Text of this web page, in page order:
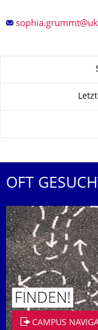
OFT GESUCHT
FINDEN!
CAMPUS